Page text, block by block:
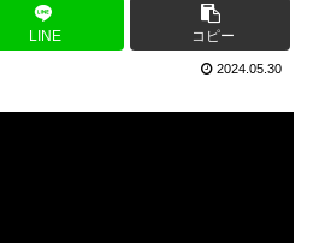
LINE コピー
2024.05.30